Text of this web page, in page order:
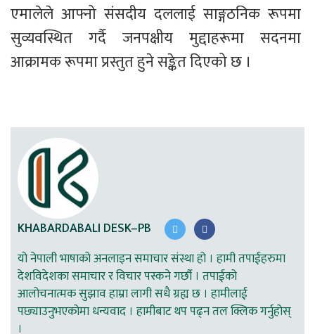
एमालेले आफ्नो संसदीय दललाई साङ्गठनिक रूपमा
सुव्यवस्थित गर्दै जनपक्षीय मुद्दाहरूमा सदनमा
आक्रामक रूपमा प्रस्तुत हुने सङ्केत दिएको छ ।
KHABARDABALI DESK–PB
यो नेपाली भाषाको अनलाइन समाचार संस्था हो । हामी तपाईहरुमा
देशविदेशका समाचार र विचार पस्कने गर्छौ । तपाईको
आलोचनात्मक सुझाव हाम्रा लागी सधै ग्रह्य छ । हामीलाई
पछ्याउनुभएकोमा धन्यवाद । हामीबाट थप पढ्न तल क्लिक गर्नुहोस्
।